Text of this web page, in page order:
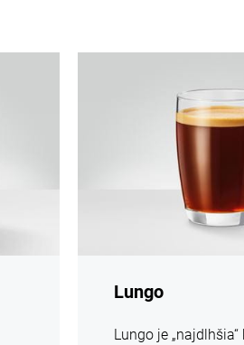
Lungo
Lungo je „najdlhšia“